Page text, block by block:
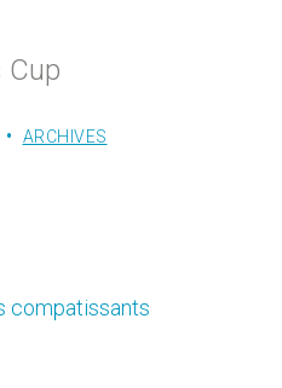
Cup
ARCHIVES
compatissants